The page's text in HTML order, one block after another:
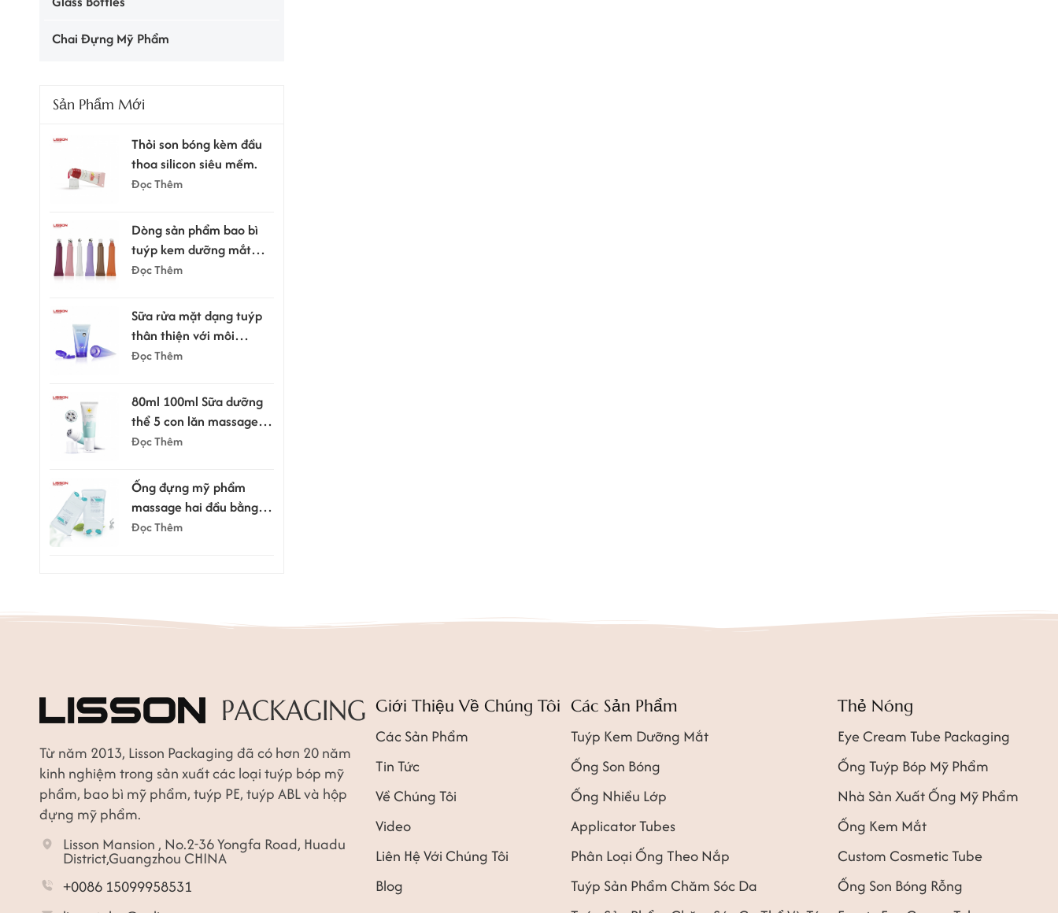
Chai Đựng Mỹ Phẩm
Sản Phẩm Mới
Thỏi son bóng kèm đầu
thoa silicon siêu mềm.
Đọc Thêm
Dòng sản phẩm bao bì
tuýp kem dưỡng mắt
kèm đầu bôi.
Đọc Thêm
Sữa rửa mặt dạng tuýp
thân thiện với môi
trường, dung tích 100ml
Đọc Thêm
80ml 100ml Sữa dưỡng
thể 5 con lăn massage
cạo râu dạng tuýp
Đọc Thêm
Ống đựng mỹ phẩm
massage hai đầu bằng
silicon 150ml
Đọc Thêm
Từ năm 2013, Lisson Packaging đã có hơn 20 năm
kinh nghiệm trong sản xuất các loại tuýp bóp mỹ
phẩm, bao bì mỹ phẩm, tuýp PE, tuýp ABL và hộp
đựng mỹ phẩm.
Lisson Mansion , No.2-36 Yongfa Road, Huadu
District,Guangzhou CHINA
+0086 15099958531
Giới Thiệu Về Chúng Tôi
Các Sản Phẩm
Tin Tức
Về Chúng Tôi
Video
Liên Hệ Với Chúng Tôi
Blog
Các Sản Phẩm
Tuýp Kem Dưỡng Mắt
Ống Son Bóng
Ống Nhiều Lớp
Applicator Tubes
Phân Loại Ống Theo Nắp
Tuýp Sản Phẩm Chăm Sóc Da
Thẻ Nóng
Eye Cream Tube Packaging
Ống Tuýp Bóp Mỹ Phẩm
Nhà Sản Xuất Ống Mỹ Phẩm
Ống Kem Mắt
Custom Cosmetic Tube
Ống Son Bóng Rỗng